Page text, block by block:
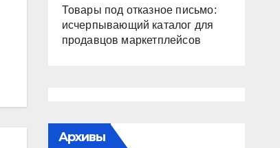
Товары под отказное письмо:
исчерпывающий каталог для
продавцов маркетплейсов
Архивы